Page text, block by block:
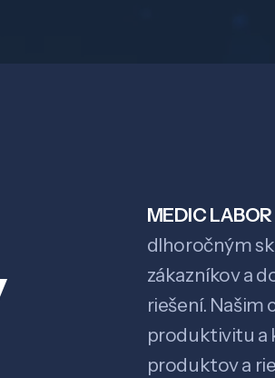
MEDIC LABOR
dlhoročným
zákazníkov a
riešení.
produktivitu a
produktov a